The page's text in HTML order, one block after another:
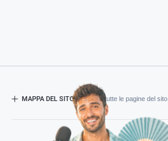
MAPPA DEL SITO- Esplora tutte le pagine del sito